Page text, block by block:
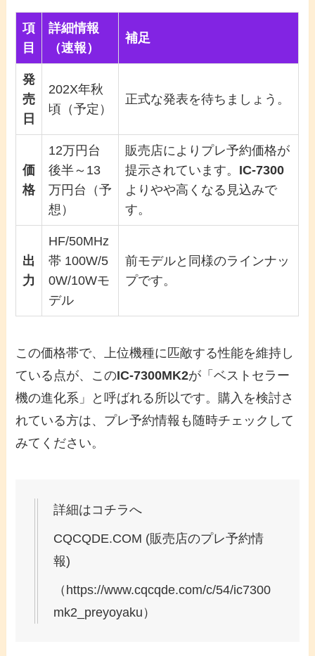
項
目
詳細情報
（速報）
補足
発
売
日
202X年秋
頃（予定）
正式な発表を待ちましょう。
価
格
12万円台
後半～13
万円台（予
想）
販売店によりプレ予約価格が
提示されています。 IC-7300
よりやや高くなる見込みで
す。
出
力
HF/50MHz
帯 100W/5
0W/10Wモ
デル
前モデルと同様のラインナッ
プです。
この価格帯で、上位機種に匹敵する性能を維持し
ている点が、このIC-7300MK2が「ベストセラー
機の進化系」と呼ばれる所以です。購入を検討さ
れている方は、プレ予約情報も随時チェックして
みてください。
詳細はコチラへ
CQCQDE.COM (販売店のプレ予約情
報)
（https://www.cqcqde.com/c/54/ic7300
mk2_preyoyaku）